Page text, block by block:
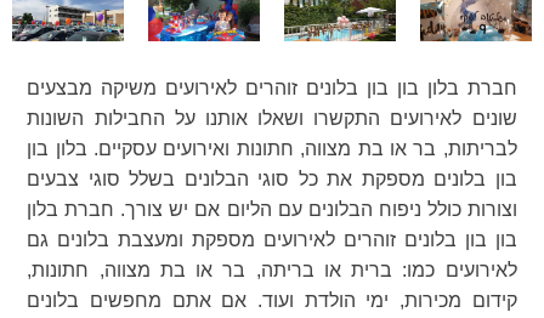
חברת בלון בון בון בלונים זוהרים לאירועים משיקה מבצעים
שונים לאירועים התקשרו ושאלו אותנו על החבילות השונות
לבריתות, בר או בת מצווה, חתונות ואירועים עסקיים. בלון בון
בון בלונים מספקת את כל סוגי הבלונים בשלל סוגי צבעים
וצורות כולל ניפוח הבלונים עם הליום אם יש צורך. חברת בלון
בון בון בלונים זוהרים לאירועים מספקת ומעצבת בלונים גם
לאירועים כמו: ברית או בריתה, בר או בת מצווה, חתונות,
קידום מכירות, ימי הולדת ועוד. אם אתם מחפשים בלונים